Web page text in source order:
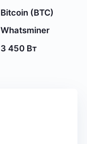
Bitcoin (BTC)
Whatsminer
3 450 Вт